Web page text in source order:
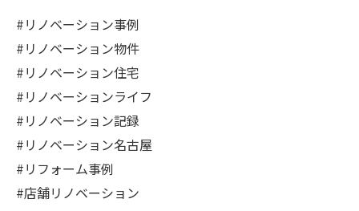
#リノベーション事例
#リノベーション物件
#リノベーション住宅
#リノベーションライフ
#リノベーション記録
#リノベーション名古屋
#リフォーム事例
#店舗リノベーション